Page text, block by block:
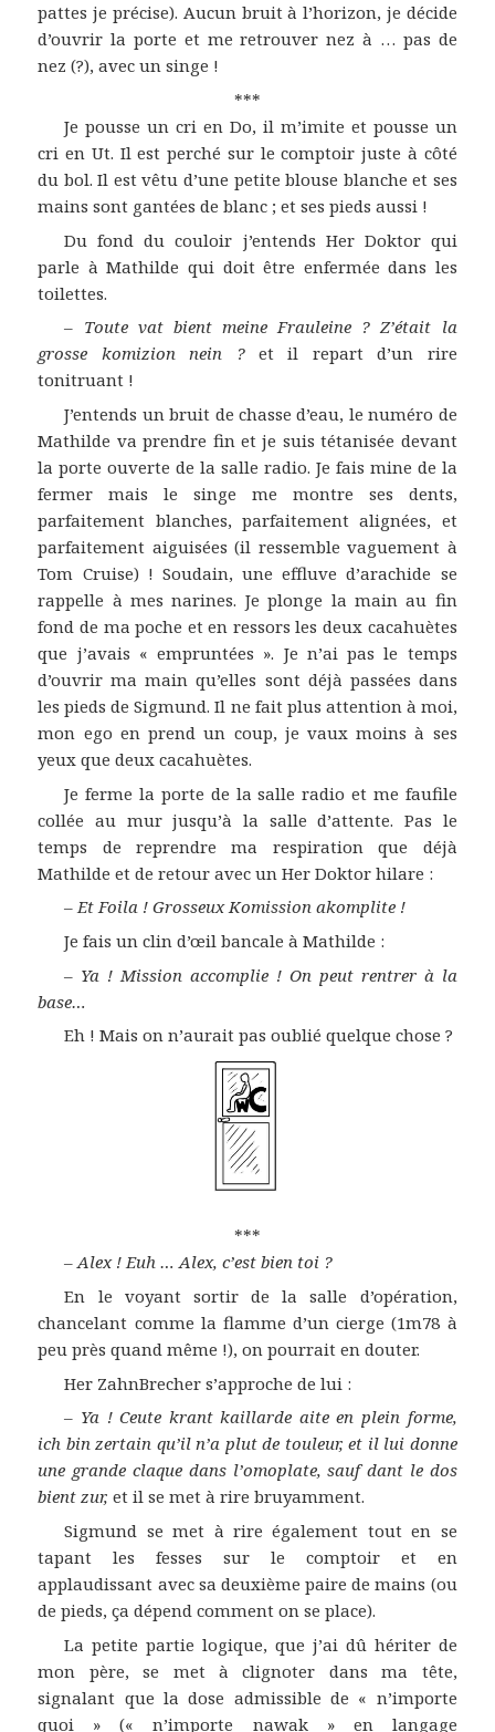
pattes je précise). Aucun bruit à l’horizon, je décide
d’ouvrir la porte et me retrouver nez à … pas de
nez (?), avec un singe !
***
Je pousse un cri en Do, il m’imite et pousse un
cri en Ut. Il est perché sur le comptoir juste à côté
du bol. Il est vêtu d’une petite blouse blanche et ses
mains sont gantées de blanc ; et ses pieds aussi !
Du fond du couloir j’entends Her Doktor qui
parle à Mathilde qui doit être enfermée dans les
toilettes.
– Toute vat bient meine Frauleine ? Z’était la
grosse komizion nein ?et il repart d’un rire
tonitruant !
J’entends un bruit de chasse d’eau, le numéro de
Mathilde va prendre fin et je suis tétanisée devant
la porte ouverte de la salle radio. Je fais mine de la
fermer mais le singe me montre ses dents,
parfaitement blanches, parfaitement alignées, et
parfaitement aiguisées (il ressemble vaguement à
Tom Cruise) ! Soudain, une effluve d’arachide se
rappelle à mes narines. Je plonge la main au fin
fond de ma poche et en ressors les deux cacahuètes
que j’avais « empruntées ». Je n’ai pas le temps
d’ouvrir ma main qu’elles sont déjà passées dans
les pieds de Sigmund. Il ne fait plus attention à moi,
mon ego en prend un coup, je vaux moins à ses
yeux que deux cacahuètes.
Je ferme la porte de la salle radio et me faufile
collée au mur jusqu’à la salle d’attente. Pas le
temps de reprendre ma respiration que déjà
Mathilde et de retour avec un Her Doktor hilare :
–Et Foila ! Grosseux Komission akomplite !
Je fais un clin d’œil bancale à Mathilde :
– Ya ! Mission accomplie ! On peut rentrer à la
base…
Eh ! Mais on n’aurait pas oublié quelque chose ?
***
–Alex ! Euh … Alex, c’est bien toi ?
En le voyant sortir de la salle d’opération,
chancelant comme la flamme d’un cierge (1m78 à
peu près quand même !), on pourrait en douter.
Her ZahnBrecher s’approche de lui :
– Ya ! Ceute krant kaillarde aite en plein forme,
ich bin zertain qu’il n’a plut de touleur, et il lui donne
une grande claque dans l’omoplate, sauf dant le dos
bient zur, et il se met à rire bruyamment.
Sigmund se met à rire également tout en se
tapant les fesses sur le comptoir et en
applaudissant avec sa deuxième paire de mains (ou
de pieds, ça dépend comment on se place).
La petite partie logique, que j’ai dû hériter de
mon père, se met à clignoter dans ma tête,
signalant que la dose admissible de « n’importe
quoi » (« n’importe nawak » en langage